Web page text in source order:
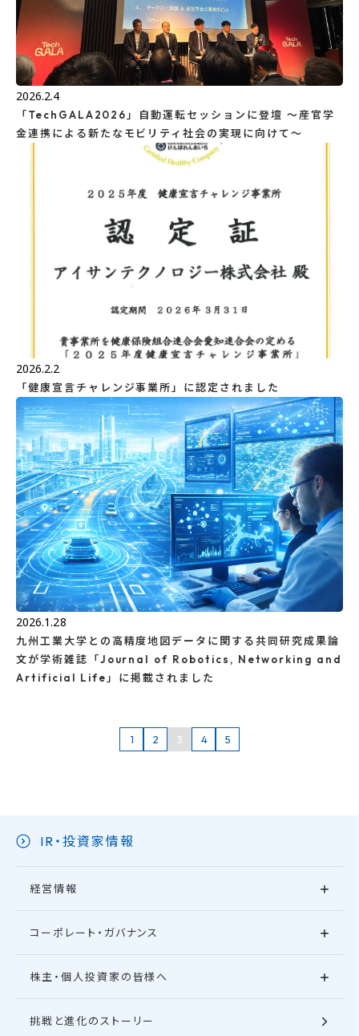
2026.2.4
「TechGALA2026」自動運転セッションに登壇 ～産官学
金連携による新たなモビリティ社会の実現に向けて～
2026.2.2
「健康宣言チャレンジ事業所」に認定されました
2026.1.28
九州工業大学との高精度地図データに関する共同研究成果論
文が学術雑誌「Journal of Robotics, Networking and
Artificial Life」に掲載されました
1 2 3 4 5
IR・投資家情報
経営情報
コーポレート・ガバナンス
株主・個人投資家の皆様へ
挑戦と進化のストーリー